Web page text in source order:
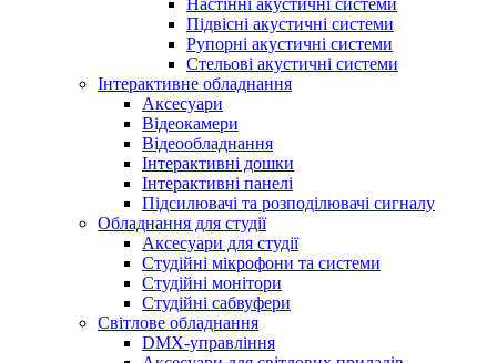
Настінні акустичні системи
Підвісні акустичні системи
Рупорні акустичні системи
Стельові акустичні системи
Інтерактивне обладнання
Аксесуари
Відеокамери
Відеообладнання
Інтерактивні дошки
Інтерактивні панелі
Підсилювачі та розподілювачі сигналу
Обладнання для студії
Аксесуари для студії
Студійні мікрофони та системи
Студійні монітори
Студійні сабвуфери
Світлове обладнання
DMX-управління